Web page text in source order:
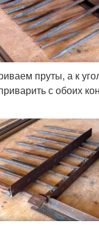
пруты, а к
с обоих